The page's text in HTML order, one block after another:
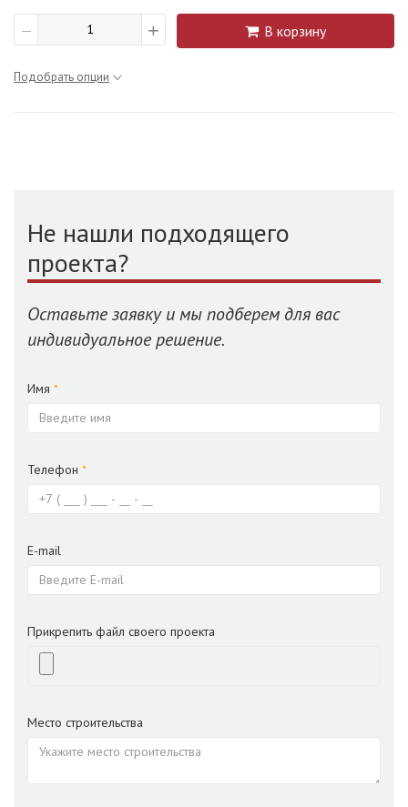
— + В корзину
Подобрать опции
Не нашли подходящего
проекта?
Оставьте заявку и мы подберем для вас
индивидуальное решение.
Имя *
Телефон *
E-mail
Прикрепить файл своего проекта
Место строительства